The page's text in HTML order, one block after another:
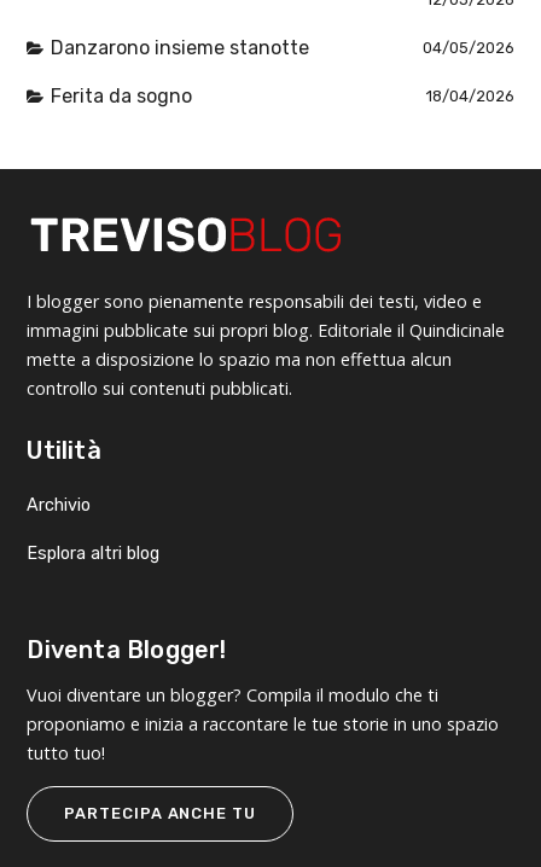
Danzarono insieme stanotte 04/05/2026
Ferita da sogno 18/04/2026
I blogger sono pienamente responsabili dei testi, video e
immagini pubblicate sui propri blog. Editoriale il Quindicinale
mette a disposizione lo spazio ma non effettua alcun
controllo sui contenuti pubblicati.
Utilità
Archivio
Esplora altri blog
Diventa Blogger!
Vuoi diventare un blogger? Compila il modulo che ti
proponiamo e inizia a raccontare le tue storie in uno spazio
tutto tuo!
PARTECIPA ANCHE TU